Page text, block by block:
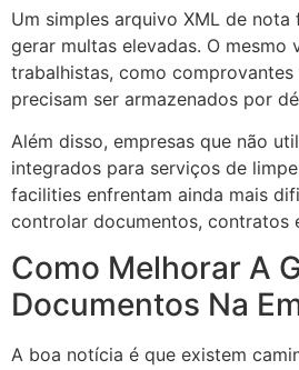
Um simples arquivo XML de
gerar multas elevadas. O mesmo
trabalhistas, como comprovantes
precisam ser armazenados por
Além disso, empresas que não
integrados para serviços de
facilities enfrentam ainda mais
controlar documentos, contratos
Como Melhorar A
Documentos Na
A boa notícia é que existem